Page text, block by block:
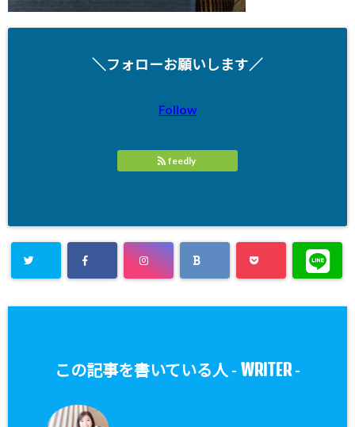
＼フォローお願いします／
Follow
feedly
この記事を書いている人 - WRITER-